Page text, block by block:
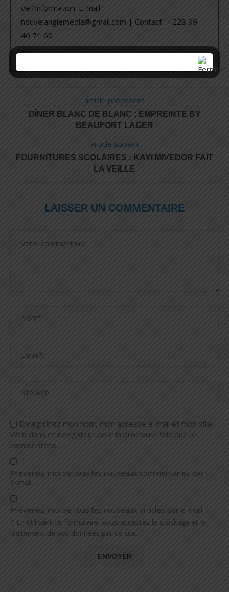
de l'information. E-mail :
nouvelanglemedia@gmail.com | Contact : +228 99
40 71 60
article précédent
DÎNER BLANC DE BLANC : EMPREINTE BY
BEAUFORT LAGER
article suivant
FOURNITURES SCOLAIRES : KAYI MIVEDOR FAIT
LA VEILLE
LAISSER UN COMMENTAIRE
Enregistrez mon nom, mon adresse e-mail et mon site
Web dans ce navigateur pour la prochaine fois que je
commenterai.
Prévenez-moi de tous les nouveaux commentaires par
e-mail.
Prévenez-moi de tous les nouveaux articles par e-mail.
* En utilisant ce formulaire, vous acceptez le stockage et le
traitement de vos données par ce site.